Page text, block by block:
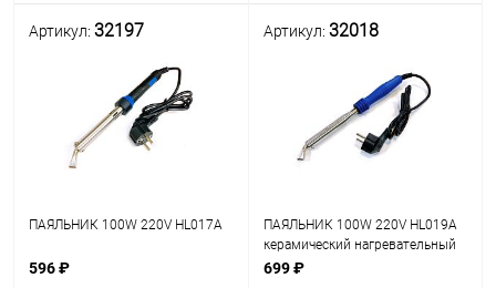
Артикул: 32197
ПАЯЛЬНИК 100W 220V HL017A
596 ₽
Артикул: 32018
ПАЯЛЬНИК 100W 220V HL019A
керамический нагревательный
элемент; форма жала:шлиц с
699 ₽